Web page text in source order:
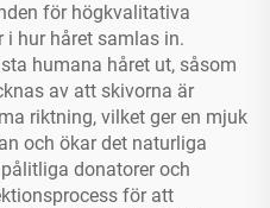
för högkvalitativa
i hur håret samlas in.
humana håret ut, såsom
av att skivorna är
riktning, vilket ger en mjuk
och ökar det naturliga
donatorer och
för att